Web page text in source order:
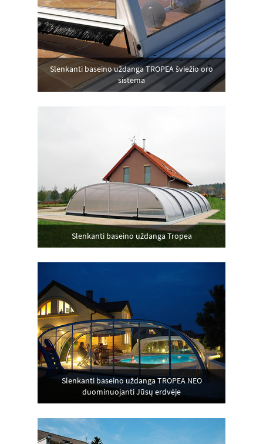
Slenkanti baseino uždanga TROPEA šviežio oro
sistema
Slenkanti baseino uždanga Tropea
Slenkanti baseino uždanga TROPEA NEO
duominuojanti Jūsų erdvėje